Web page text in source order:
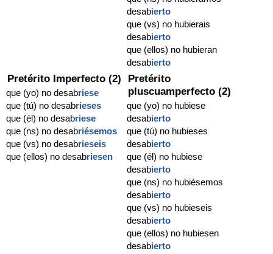
desabierto
que (vs) no hubierais
desabierto
que (ellos) no hubieran
desabierto
Pretérito Imperfecto (2)
que (yo) no desabriese
que (tú) no desabrieses
que (él) no desabriese
que (ns) no desabriésemos
que (vs) no desabrieseis
que (ellos) no desabriesen
Pretérito
pluscuamperfecto (2)
que (yo) no hubiese
desabierto
que (tú) no hubieses
desabierto
que (él) no hubiese
desabierto
que (ns) no hubiésemos
desabierto
que (vs) no hubieseis
desabierto
que (ellos) no hubiesen
desabierto